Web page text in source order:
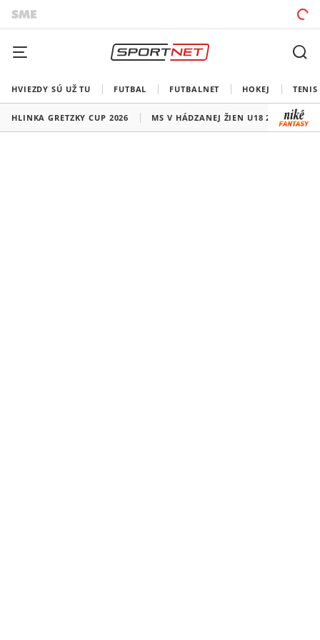
HVIEZDY SÚ UŽ TU FUTBAL FUTBALNET HOKEJ TENIS
HLINKA GRETZKY CUP 2026 MS V HÁDZANEJ ŽIEN U18 2026